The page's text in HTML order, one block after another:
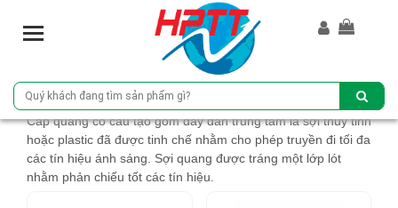
T
l
e
n
a
Cáp quang có cấu tạo gồm dây dẫn trung tâm là sợi thủy tinh
hoặc plastic đã được tinh chế nhằm cho phép truyền đi tối đa
các tín hiệu ánh sáng. Sợi quang được tráng một lớp lót
nhằm phản chiếu tốt các tín hiệu.